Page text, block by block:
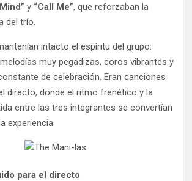
y “Call Me”, que reforzaban la
del trío.
intacto el espíritu del grupo:
muy pegadizas, coros vibrantes y
de celebración. Eran canciones
directo, donde el ritmo frenético y la
entre las tres integrantes se convertían
experiencia.
para el directo